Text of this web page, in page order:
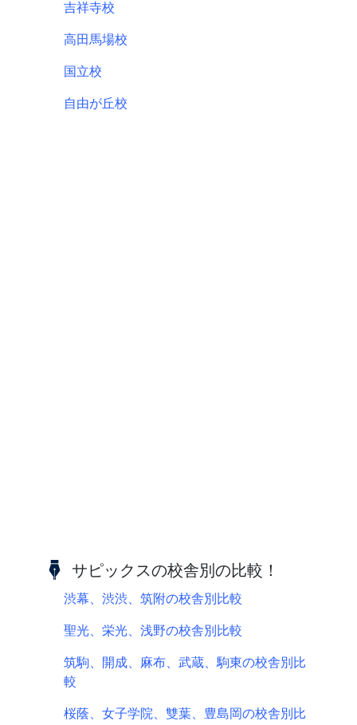
吉祥寺校
高田馬場校
国立校
自由が丘校
サピックスの校舎別の比較！
渋幕、渋渋、筑附の校舎別比較
聖光、栄光、浅野の校舎別比較
筑駒、開成、麻布、武蔵、駒東の校舎別比
較
桜蔭、女子学院、雙葉、豊島岡の校舎別比